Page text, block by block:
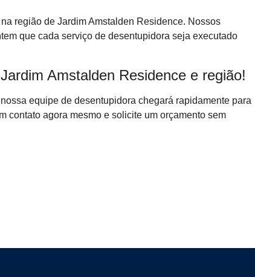
região de Jardim Amstalden Residence. Nossos
que cada serviço de desentupidora seja executado
Amstalden Residence e região!
equipe de desentupidora chegará rapidamente para
contato agora mesmo e solicite um orçamento sem